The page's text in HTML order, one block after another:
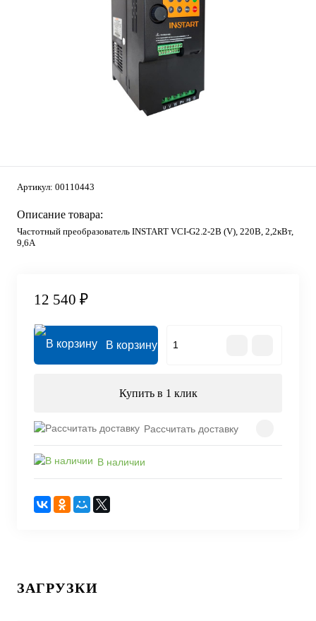
Артикул: 00110443
Описание товара:
Частотный преобразователь INSTART VCI-G2.2-2B (V), 220В, 2,2кВт,
9,6А
12 540 ₽
В корзину
Купить в 1 клик
Рассчитать доставку
В наличии
ЗАГРУЗКИ